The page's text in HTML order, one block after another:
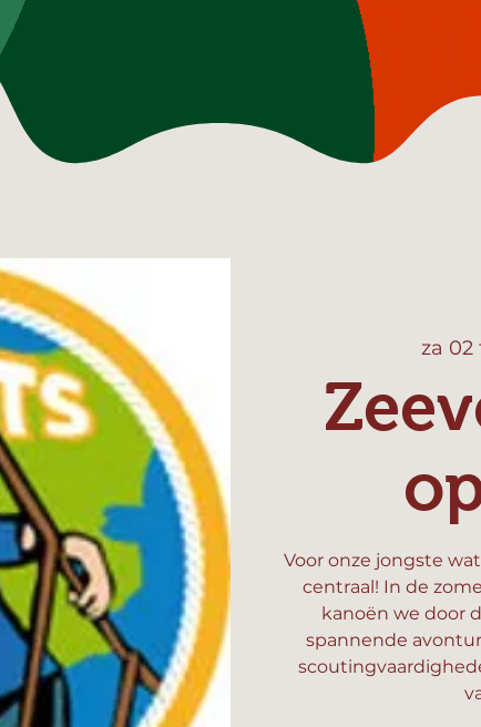
za 02
Voor onze jongste
centraal! In de
kanoën we door
spannende